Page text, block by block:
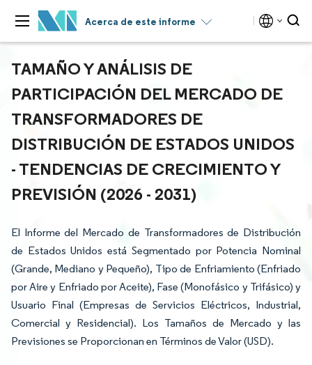
Acerca de este informe
TAMAÑO Y ANÁLISIS DE
PARTICIPACIÓN DEL MERCADO DE
TRANSFORMADORES DE
DISTRIBUCIÓN DE ESTADOS UNIDOS
- TENDENCIAS DE CRECIMIENTO Y
PREVISIÓN (2026 - 2031)
El Informe del Mercado de Transformadores de Distribución
de Estados Unidos está Segmentado por Potencia Nominal
(Grande, Mediano y Pequeño), Tipo de Enfriamiento (Enfriado
por Aire y Enfriado por Aceite), Fase (Monofásico y Trifásico) y
Usuario Final (Empresas de Servicios Eléctricos, Industrial,
Comercial y Residencial). Los Tamaños de Mercado y las
Previsiones se Proporcionan en Términos de Valor (USD).